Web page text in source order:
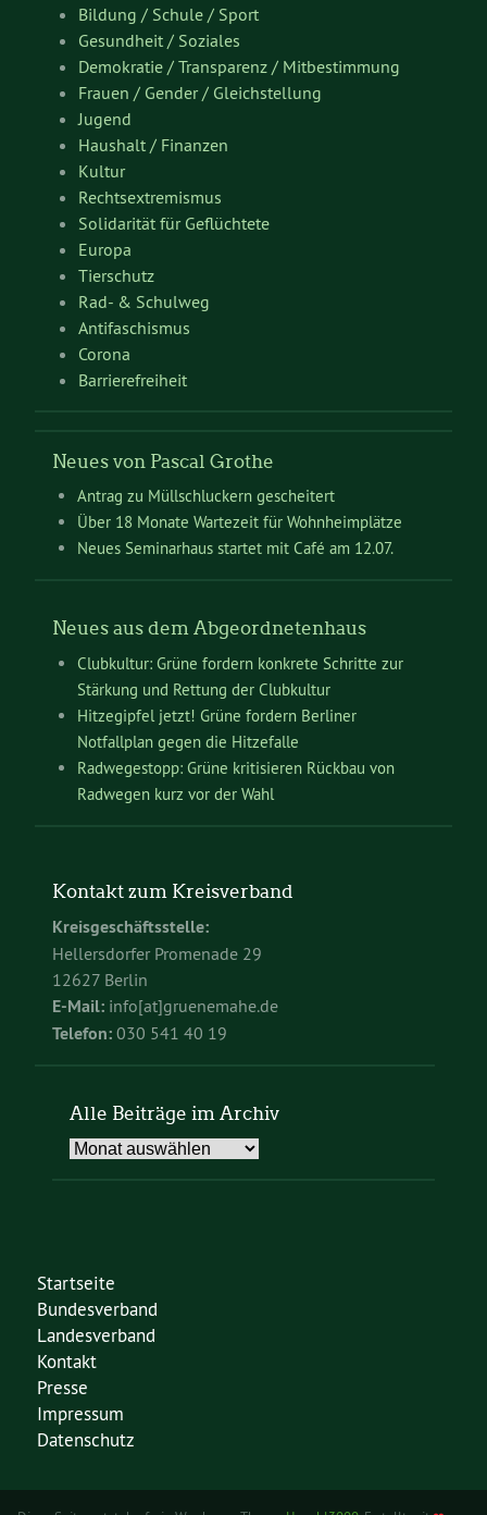
Bildung / Schule / Sport
Gesundheit / Soziales
Demokratie / Transparenz / Mitbestimmung
Frauen / Gender / Gleichstellung
Jugend
Haushalt / Finanzen
Kultur
Rechtsextremismus
Solidarität für Geflüchtete
Europa
Tierschutz
Rad- & Schulweg
Antifaschismus
Corona
Barrierefreiheit
Neues von Pascal Grothe
Antrag zu Müllschluckern gescheitert
Über 18 Monate Wartezeit für Wohnheimplätze
Neues Seminarhaus startet mit Café am 12.07.
Neues aus dem Abgeordnetenhaus
Clubkultur: Grüne fordern konkrete Schritte zur
Stärkung und Rettung der Clubkultur
Hitzegipfel jetzt! Grüne fordern Berliner
Notfallplan gegen die Hitzefalle
Radwegestopp: Grüne kritisieren Rückbau von
Radwegen kurz vor der Wahl
Kontakt zum Kreisverband
Kreisgeschäftsstelle:
Hellersdorfer Promenade 29
12627 Berlin
E-Mail: info[at]gruenemahe.de
Telefon: 030 541 40 19
Alle Beiträge im Archiv
Alle
Startseite
Bundesverband
Landesverband
Kontakt
Presse
Impressum
Datenschutz